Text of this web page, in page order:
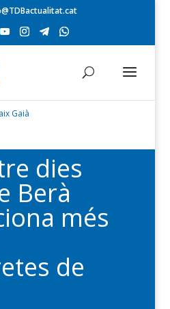
Gaià
dies
Berà
més
de